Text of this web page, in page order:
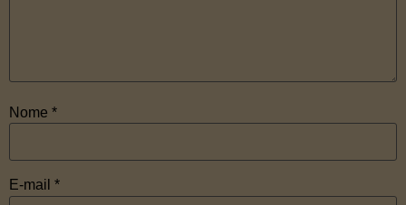
Nome *
E-mail *